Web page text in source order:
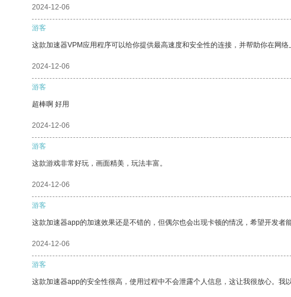
2024-12-06
游客
这款加速器VPM应用程序可以给你提供最高速度和安全性的连接，并帮助你在网络
2024-12-06
游客
超棒啊 好用
2024-12-06
游客
这款游戏非常好玩，画面精美，玩法丰富。
2024-12-06
游客
这款加速器app的加速效果还是不错的，但偶尔也会出现卡顿的情况，希望开发者
2024-12-06
游客
这款加速器app的安全性很高，使用过程中不会泄露个人信息，这让我很放心。